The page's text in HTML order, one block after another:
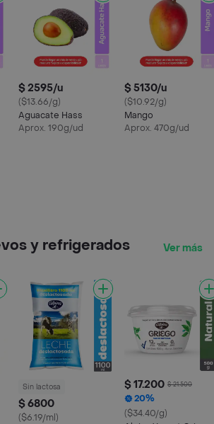
$ 2595/u
($13.66/g)
Aguacate Hass
Aprox. 190g/ud
$ 5130/u
($10.92/g)
Mango
Aprox. 470g/ud
y refrigerados Ver más
Sin lactosa
$ 6800
($6.19/ml)
$ 17.200 $ 21.500
20%
($34.40/g)